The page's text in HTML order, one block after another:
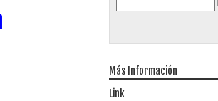
Más Información
Link